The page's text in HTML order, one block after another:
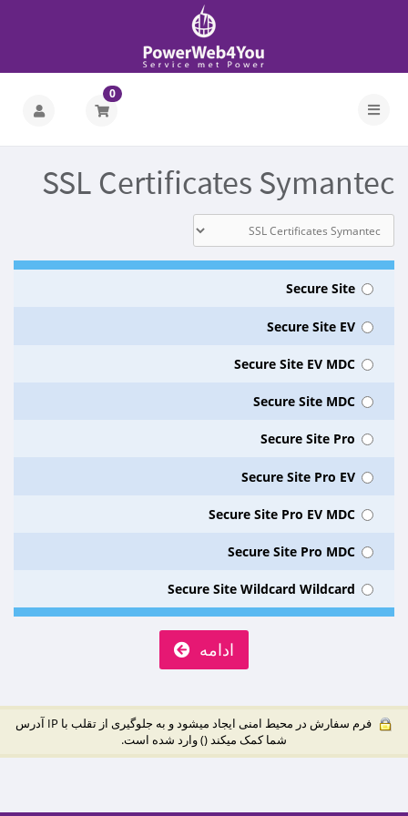
0
SSL Certificates Symantec
Secure Site
Secure Site EV
Secure Site EV MDC
Secure Site MDC
Secure Site Pro
Secure Site Pro EV
Secure Site Pro EV MDC
Secure Site Pro MDC
Secure Site Wildcard Wildcard
ادامه
فرم سفارش در محیط امنی ایجاد میشود و به جلوگیری از تقلب با IP آدرس
شما کمک میکند () وارد شده است.